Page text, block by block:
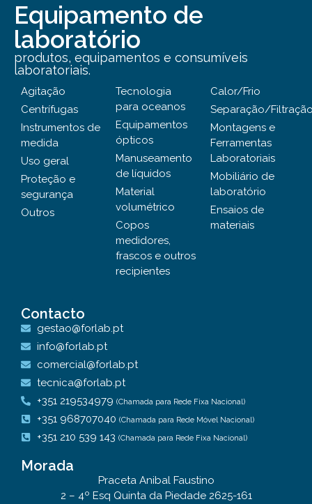
Equipamento de
laboratório
produtos, equipamentos e consumíveis
laboratoriais.
Agitação
Centrífugas
Instrumentos de
medida
Uso geral
Proteção e
segurança
Outros
Tecnologia
para oceanos
Equipamentos
ópticos
Manuseamento
de líquidos
Material
volumétrico
Copos
medidores,
frascos e outros
recipientes
Calor/Frio
Separação/
Montagens e
Ferramentas
Laboratoriais
Mobiliário de
laboratório
Ensaios de
materiais
Contacto
gestao@forlab.pt
info@forlab.pt
comercial@forlab.pt
tecnica@forlab.pt
+351 219534979 (Chamada para Rede Fixa Nacional)
+351 968707040 (Chamada para Rede Móvel Nacional)
+351 210 539 143 (Chamada para Rede Fixa Nacional)
Morada
Praceta Anibal Faustino
2 – 4º Esq Quinta da Piedade 2625-161